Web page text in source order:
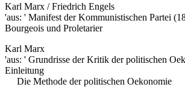
Karl Marx / Friedrich Engels
'aus: ' Manifest der Kommunistischen Partei
Bourgeois und Proletarier
Karl Marx
'aus: ' Grundrisse der Kritik der politischen
Einleitung
Die Methode der politischen Oekonomie